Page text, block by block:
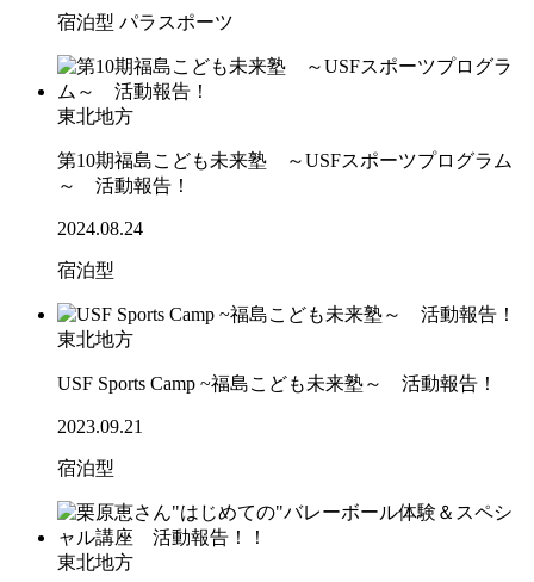
宿泊型 パラスポーツ
東北地方
第10期福島こども未来塾 ～USFスポーツプログラム
～ 活動報告！
2024.08.24
宿泊型
東北地方
USF Sports Camp ~福島こども未来塾～ 活動報告！
2023.09.21
宿泊型
東北地方